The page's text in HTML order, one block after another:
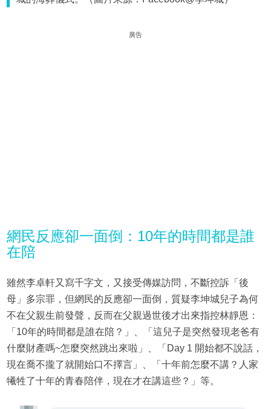
廣告
網民反應卻一面倒：10年的時間都是誰
在陪
雖然李卓軒又寫千字文，又接受傳媒訪問，不斷控訴「後
母」多宗罪，但網民的反應卻一面倒，質疑李坤城兒子為何
不在父親生前發聲，反而在父親過世後才出來指控林靜恩：
「10年的時間都是誰在陪？」、「這兒子是突然發現老爸有
什麼財產嗎~怎麼突然跳出來啦」、「Day 1 開始都不說話，
現在喬不攏了就開始口不擇言」、「十年前怎麼不講？人家
犧牲了十年的青春陪伴，現在才在講這些？」等。